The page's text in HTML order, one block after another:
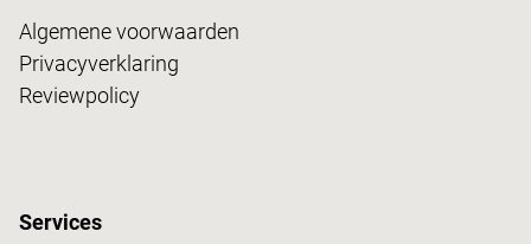
Algemene voorwaarden
Privacyverklaring
Reviewpolicy
Services